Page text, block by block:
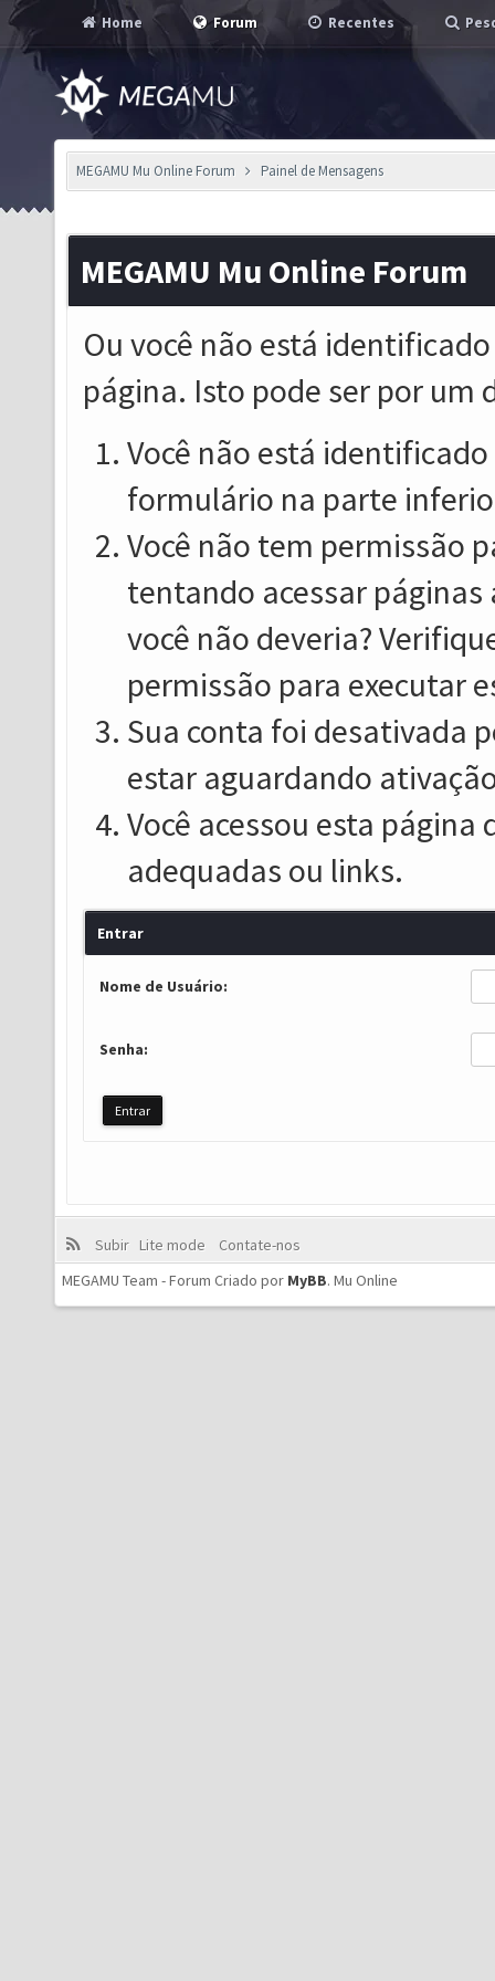
Home Forum Recentes
MEGAMU Mu Online Forum Painel de Mensagens
MEGAMU Mu Online Forum
Ou você não está
página. Isto pode ser por um
Você não está
formulário na parte
Você não tem permissão
tentando acessar
você não deveria?
permissão para executar
Sua conta foi desativada
estar aguardando
Você acessou esta
adequadas ou links.
Entrar
Nome de Usuário:
Senha:
Subir Lite mode
Contate-nos
MEGAMU Team - Forum Criado por MyBB. Mu Online